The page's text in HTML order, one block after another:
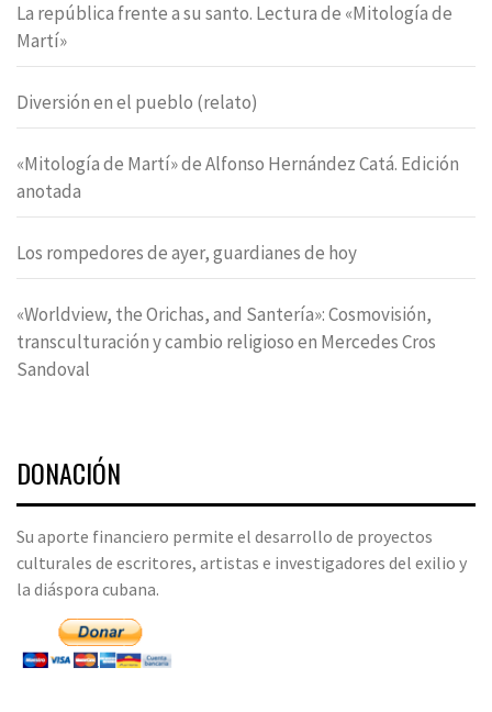
La república frente a su santo. Lectura de «Mitología de
Martí»
Diversión en el pueblo (relato)
«Mitología de Martí» de Alfonso Hernández Catá. Edición
anotada
Los rompedores de ayer, guardianes de hoy
«Worldview, the Orichas, and Santería»: Cosmovisión,
transculturación y cambio religioso en Mercedes Cros
Sandoval
DONACIÓN
Su aporte financiero permite el desarrollo de proyectos
culturales de escritores, artistas e investigadores del exilio y
la diáspora cubana.